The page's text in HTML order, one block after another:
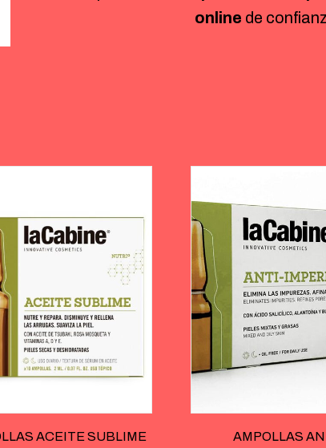
online de
ACEITE SUBLIME
AMPOLLAS